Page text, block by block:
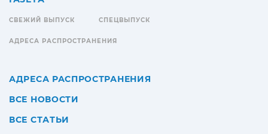
СВЕЖИЙ ВЫПУСК СПЕЦВЫПУСК
АДРЕСА РАСПРОСТРАНЕНИЯ
АДРЕСА РАСПРОСТРАНЕНИЯ
ВСЕ НОВОСТИ
ВСЕ СТАТЬИ